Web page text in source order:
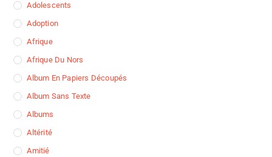
Adolescents
Adoption
Afrique
Afrique Du Nors
Album En Papiers Découpés
Album Sans Texte
Albums
Altérité
Amitié